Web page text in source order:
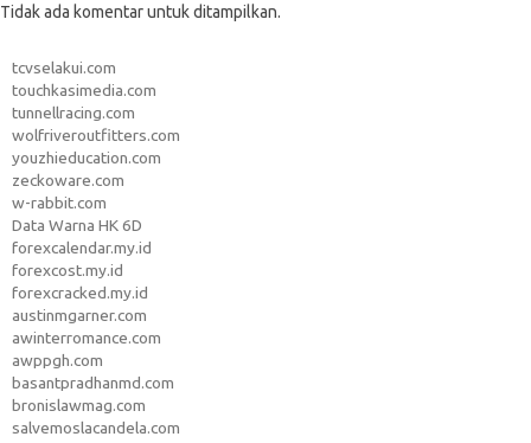
Tidak ada komentar untuk ditampilkan.
tcvselakui.com
touchkasimedia.com
tunnellracing.com
wolfriveroutfitters.com
youzhieducation.com
zeckoware.com
w-rabbit.com
Data Warna HK 6D
forexcalendar.my.id
forexcost.my.id
forexcracked.my.id
austinmgarner.com
awinterromance.com
awppgh.com
basantpradhanmd.com
bronislawmag.com
salvemoslacandela.com